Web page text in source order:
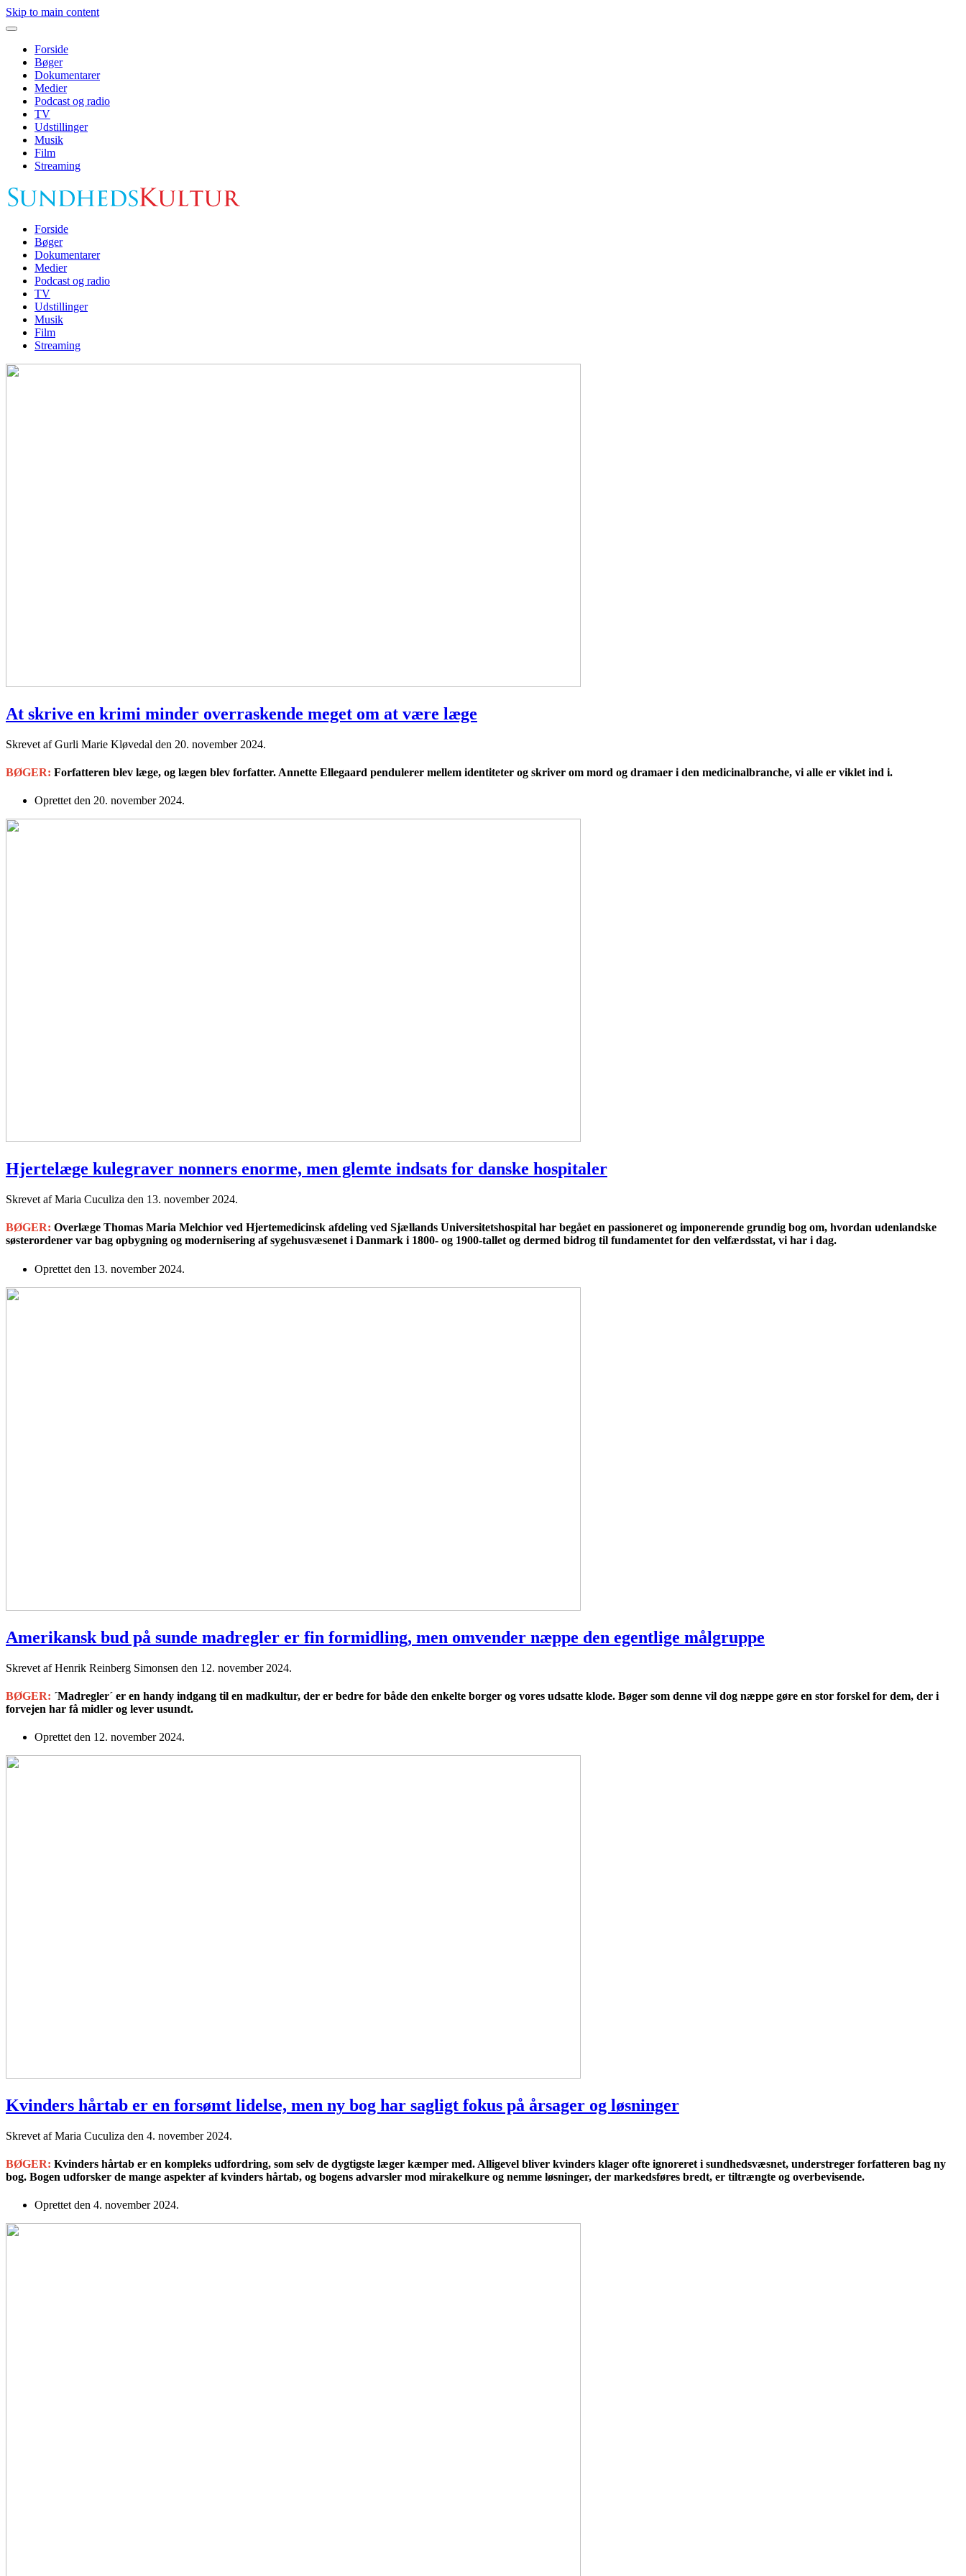
Skip to main content
Forside
Bøger
Dokumentarer
Medier
Podcast og radio
TV
Udstillinger
Musik
Film
Streaming
Forside
Bøger
Dokumentarer
Medier
Podcast og radio
TV
Udstillinger
Musik
Film
Streaming
At skrive en krimi minder overraskende meget om at være læge
Skrevet af Gurli Marie Kløvedal den 20. november 2024.
BØGER: Forfatteren blev læge, og lægen blev forfatter. Annette Ellegaard pendulerer mellem identiteter og skriver om mord og dramaer i den medicinalbranche, vi alle er viklet ind i.
Oprettet den 20. november 2024.
Hjertelæge kulegraver nonners enorme, men glemte indsats for danske hospitaler
Skrevet af Maria Cuculiza den 13. november 2024.
BØGER: Overlæge Thomas Maria Melchior ved Hjertemedicinsk afdeling ved Sjællands Universitetshospital har begået en passioneret og imponerende grundig bog om, hvordan udenlandske
søsterordener var bag opbygning og modernisering af sygehusvæsenet i Danmark i 1800- og 1900-tallet og dermed bidrog til fundamentet for den velfærdsstat, vi har i dag.
Oprettet den 13. november 2024.
Amerikansk bud på sunde madregler er fin formidling, men omvender næppe den egentlige målgruppe
Skrevet af Henrik Reinberg Simonsen den 12. november 2024.
BØGER: ´Madregler´ er en handy indgang til en madkultur, der er bedre for både den enkelte borger og vores udsatte klode. Bøger som denne vil dog næppe gøre en stor forskel for dem, der i
forvejen har få midler og lever usundt.
Oprettet den 12. november 2024.
Kvinders hårtab er en forsømt lidelse, men ny bog har sagligt fokus på årsager og løsninger
Skrevet af Maria Cuculiza den 4. november 2024.
BØGER: Kvinders hårtab er en kompleks udfordring, som selv de dygtigste læger kæmper med. Alligevel bliver kvinders klager ofte ignoreret i sundhedsvæsnet, understreger forfatteren bag ny
bog. Bogen udforsker de mange aspekter af kvinders hårtab, og bogens advarsler mod mirakelkure og nemme løsninger, der markedsføres bredt, er tiltrængte og overbevisende.
Oprettet den 4. november 2024.